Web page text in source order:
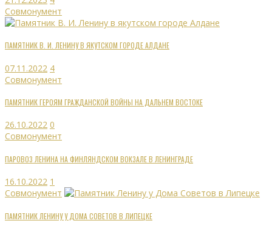
Совмонумент
ПАМЯТНИК В. И. ЛЕНИНУ В ЯКУТСКОМ ГОРОДЕ АЛДАНЕ
07.11.2022 4
Совмонумент
ПАМЯТНИК ГЕРОЯМ ГРАЖДАНСКОЙ ВОЙНЫ НА ДАЛЬНЕМ ВОСТОКЕ
26.10.2022 0
Совмонумент
ПАРОВОЗ ЛЕНИНА НА ФИНЛЯНДСКОМ ВОКЗАЛЕ В ЛЕНИНГРАДЕ
16.10.2022 1
Совмонумент
ПАМЯТНИК ЛЕНИНУ У ДОМА СОВЕТОВ В ЛИПЕЦКЕ